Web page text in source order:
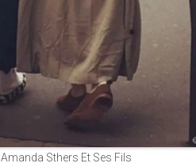
Amanda Sthers Et Ses Fils